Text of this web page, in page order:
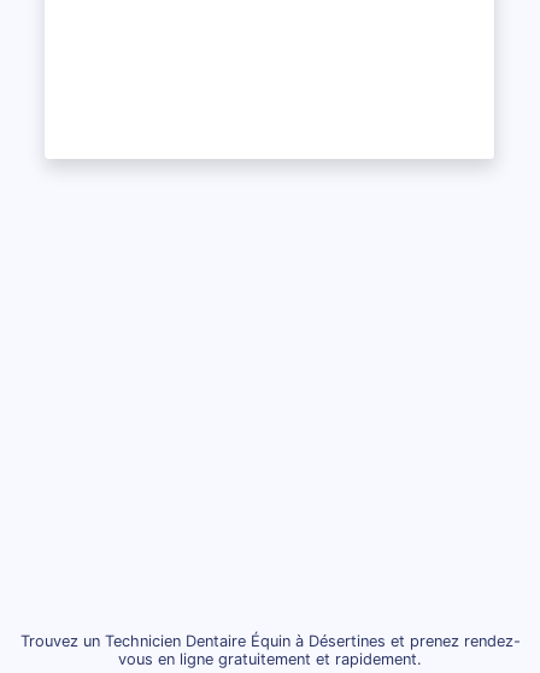
Trouvez un Technicien Dentaire Équin à Désertines et prenez rendez-
vous en ligne gratuitement et rapidement.